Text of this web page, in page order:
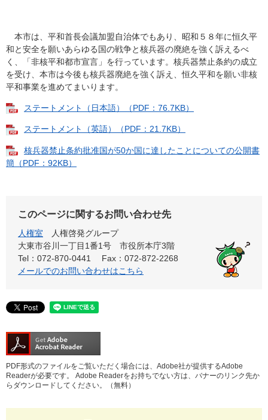
本市は、平和首長会議加盟自治体でもあり、昭和５８年に恒久平
和と安全を願いあらゆる国の戦争と核兵器の廃絶を強く訴えるべ
く、「非核平和都市宣言」を行っています。核兵器禁止条約の成立
を受け、本市は今後も核兵器廃絶を強く訴え、恒久平和を願い非核
平和事業を進めてまいります。
ステートメント（日本語）（PDF：76.7KB）
ステートメント（英語）（PDF：21.7KB）
核兵器禁止条約批准国が50か国に達したことについての公開書
簡（PDF：92KB）
このページに関するお問い合わせ先
人権室
人権啓発グループ
大東市谷川一丁目1番1号 市役所本庁3階
Tel：072-870-0441
Fax：072-872-2268
メールでのお問い合わせはこちら
PDF形式のファイルをご覧いただく場合には、Adobe社が提供するAdobe
Readerが必要です。
Adobe Readerをお持ちでない方は、バナーのリンク先か
らダウンロードしてください。（無料）